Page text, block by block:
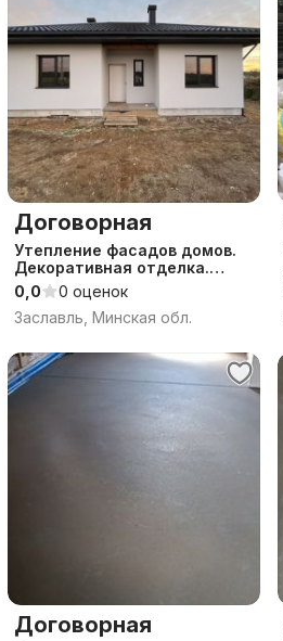
Договорная
Утепление фасадов домов.
Декоративная отделка.
Покраска.
0,0
0 оценок
Заславль, Минская обл.
Договорная